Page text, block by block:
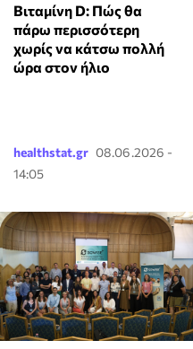
Βιταμίνη D: Πώς θα
πάρω περισσότερη
χωρίς να κάτσω πολλή
ώρα στον ήλιο
healthstat.gr 08.06.2026 -
14:05